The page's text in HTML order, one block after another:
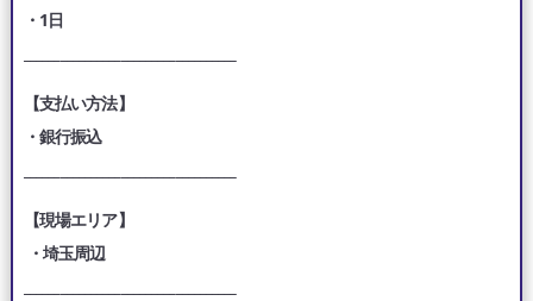
・1日
【支払い方法】
・銀行振込
【現場エリア】
・埼玉周辺